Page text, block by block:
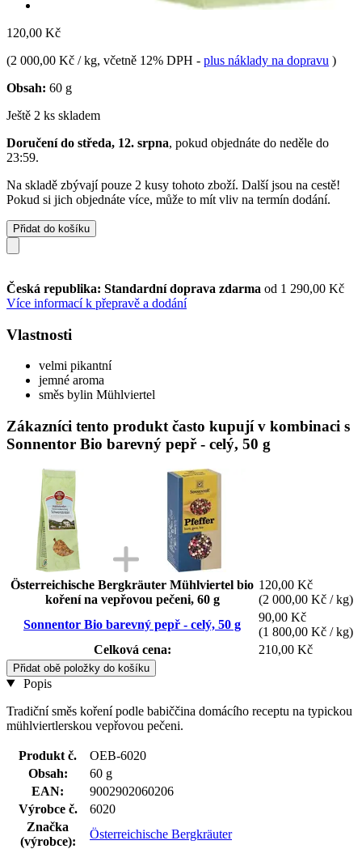
120,00 Kč
(2 000,00 Kč / kg, včetně 12% DPH - plus náklady na dopravu )
Obsah: 60 g
Ještě 2 ks skladem
Doručení do středa, 12. srpna, pokud objednáte do neděle do
23:59.
Na skladě zbývají pouze 2 kusy tohoto zboží. Další jsou na cestě!
Pokud si jich objednáte více, může to mít vliv na termín dodání.
Přidat do košíku
Česká republika: Standardní doprava zdarma od 1 290,00 Kč
Více informací k přepravě a dodání
Vlastnosti
velmi pikantní
jemné aroma
směs bylin Mühlviertel
Zákazníci tento produkt často kupují v kombinaci s
Sonnentor Bio barevný pepř - celý, 50 g
Österreichische Bergkräuter Mühlviertel bio
koření na vepřovou pečeni, 60 g
120,00 Kč
(2 000,00 Kč / kg)
Sonnentor Bio barevný pepř - celý, 50 g
90,00 Kč
(1 800,00 Kč / kg)
Celková cena:
210,00 Kč
Přidat obě položky do košíku
Popis
Tradiční směs koření podle babiččina domácího receptu na typickou
mühlviertlerskou vepřovou pečeni.
Produkt č.
OEB-6020
Obsah:
60 g
EAN:
9002902060206
Výrobce č.
6020
Značka
(výrobce):
Österreichische Bergkräuter